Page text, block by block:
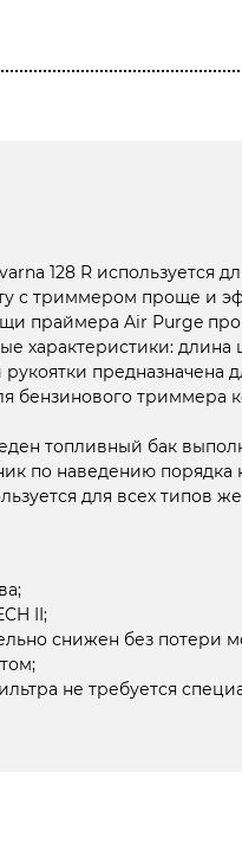
128 R используется
с триммером проще и
праймера Air Purge
характеристики: длина
предназначена
бензинового триммера
топливный бак
по наведению порядка
для всех типов
II;
снижен без потери
не требуется